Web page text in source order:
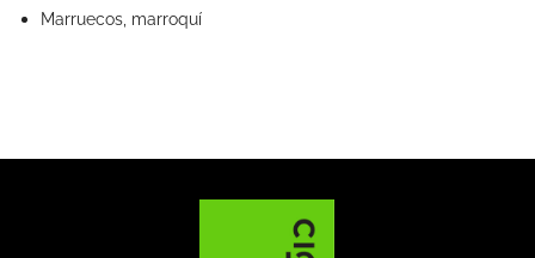
Marruecos, marroquí